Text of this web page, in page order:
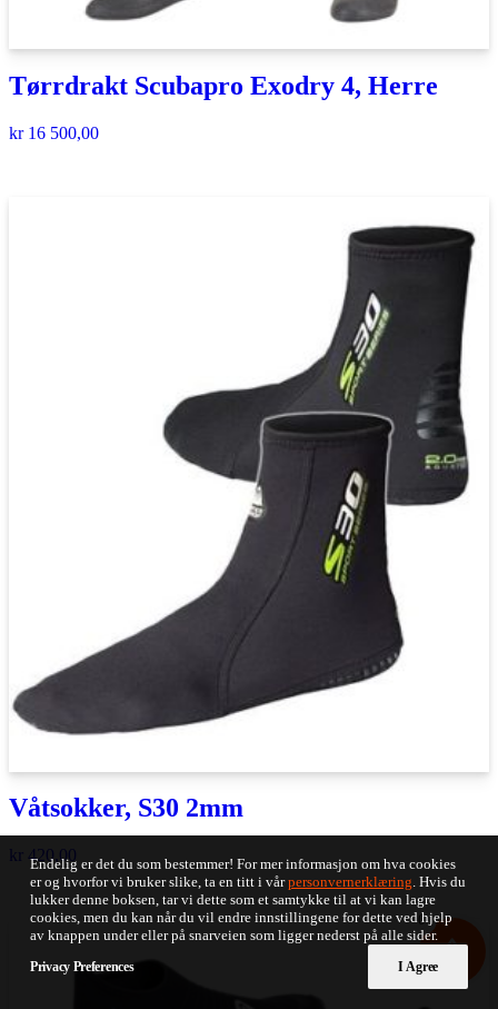
Tørrdrakt Scubapro Exodry 4, Herre
kr16 500,00
Våtsokker, S30 2mm
kr 420,00
Endelig er det du som bestemmer! For mer informasjon om hva cookies
er og hvorfor vi bruker slike, ta en titt i vårpersonvernerklæring. Hvis du
lukker denne boksen, tar vi dette som et samtykke til at vi kan lagre
cookies, men du kan når du vil endre innstillingene for dette ved hjelp
av knappen under eller på snarveien som ligger nederst på alle sider.
Privacy Preferences I Agree
0